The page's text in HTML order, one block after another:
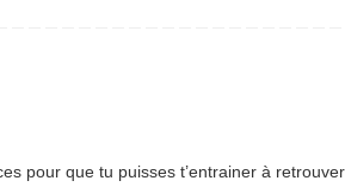
pour que tu puisses t’entrainer à